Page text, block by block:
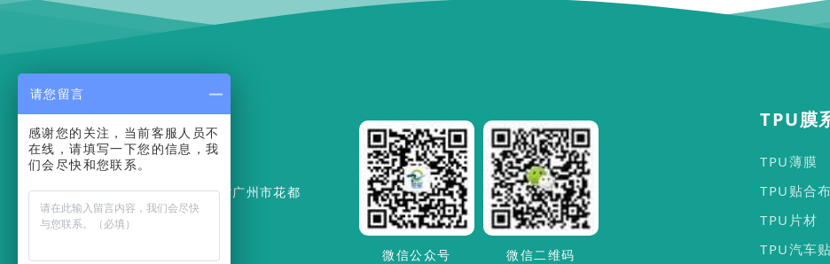
联系地址：广东省广州市花都
区迎宾大道162号
微信公众号 微信二维码
TPU膜
TPU薄膜
TPU贴合布
TPU片材
TPU汽车
请您留言
感谢您的关注，当前客服人员不
在线，请填写一下您的信息，我
们会尽快和您联系。